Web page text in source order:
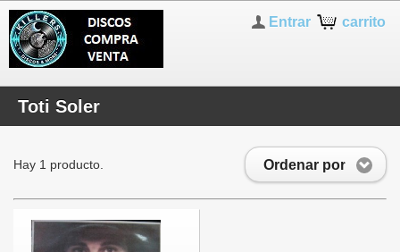
carrito
Entrar
Toti Soler
Ordenar por
Hay 1 producto.